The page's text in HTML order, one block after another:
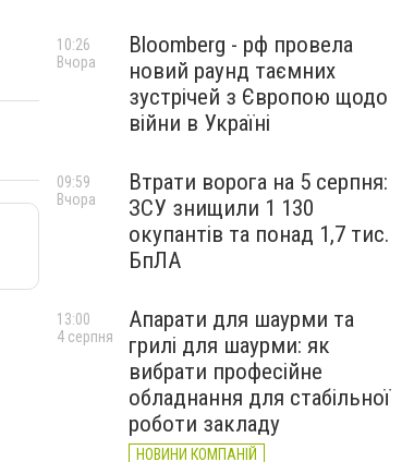
Bloomberg - рф провела
новий раунд таємних
зустрічей з Європою щодо
війни в Україні
10:26
Вчора
Втрати ворога на 5 серпня:
ЗСУ знищили 1 130
окупантів та понад 1,7 тис.
БпЛА
09:59
Вчора
Апарати для шаурми та
грилі для шаурми: як
вибрати професійне
обладнання для стабільної
роботи закладу
НОВИНИ КОМПАНІЙ
13:00
4 серпня